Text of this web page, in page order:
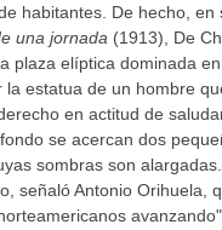
habitantes. De hecho, en
una jornada (1913), De
plaza elíptica dominada
la estatua de un hombre
en actitud de
se acercan dos
sombras son
señaló Antonio Orihuela,